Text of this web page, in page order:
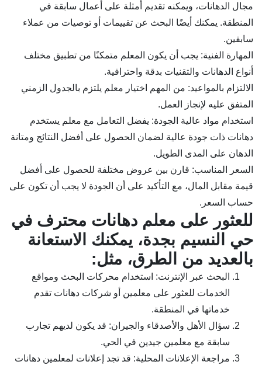
مجال الدهانات، ويمكنه تقديم أمثلة على أعمال سابقة في
المنطقة. يمكنك أيضًا البحث عن تقييمات أو توصيات من عملاء
سابقين.
المهارة الفنية: يجب أن يكون المعلم متمكنًا من تطبيق مختلف
أنواع الدهانات والتقنيات بدقة واحترافية.
الالتزام بالمواعيد: من المهم اختيار معلم يلتزم بالجدول الزمني
المتفق عليه لإنجاز العمل.
استخدام مواد عالية الجودة: يفضل التعامل مع معلم يستخدم
دهانات ذات جودة عالية لضمان الحصول على أفضل النتائج ومتانة
الدهان على المدى الطويل.
السعر المناسب: قارن بين عروض مختلفة للحصول على أفضل
قيمة مقابل المال، مع التأكيد على أن الجودة لا يجب أن تكون على
حساب السعر.
للعثور على معلم دهانات محترف في
حي النسيم بجدة، يمكنك الاستعانة
بالعديد من الطرق، مثل:
البحث عبر الإنترنت: استخدام محركات البحث ومواقع
الخدمات للعثور على معلمين أو شركات دهانات تقدم
خدماتها في المنطقة.
سؤال الأهل والأصدقاء والجيران: قد يكون لديهم تجارب
سابقة مع معلمين جيدين في الحي.
مراجعة الإعلانات المحلية: قد تجد إعلانات لمعلمين دهانات